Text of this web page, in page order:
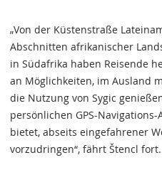
„Von der Küstenstraße
Abschnitten afrikanischer
in Südafrika haben Reisende
an Möglichkeiten, im Ausland
die Nutzung von Sygic
persönlichen GPS-
bietet, abseits eingefahrener
vorzudringen“, fährt Štencl fort.